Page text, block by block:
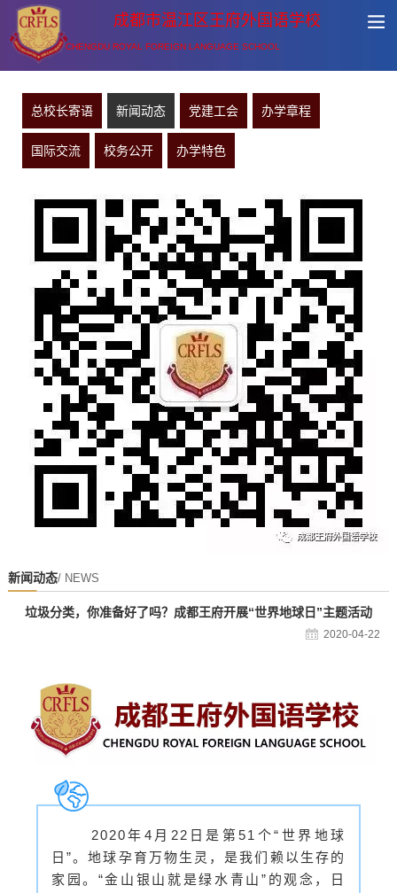
成都市温江区王府外国语学校
CHENGDU ROYAL FOREIGN LANGUAGE SCHOOL
总校长寄语 新闻动态 党建工会 办学章程
国际交流 校务公开 办学特色
新闻动态/ NEWS
垃圾分类，你准备好了吗？成都王府开展“世界地球日”主题活动
2020-04-22
2020年4月22日是第51个“世界地球
日”。地球孕育万物生灵，是我们赖以生存的
家园。“金山银山就是绿水青山”的观念，日